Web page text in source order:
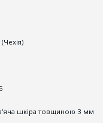
шкіра товщиною 3 мм